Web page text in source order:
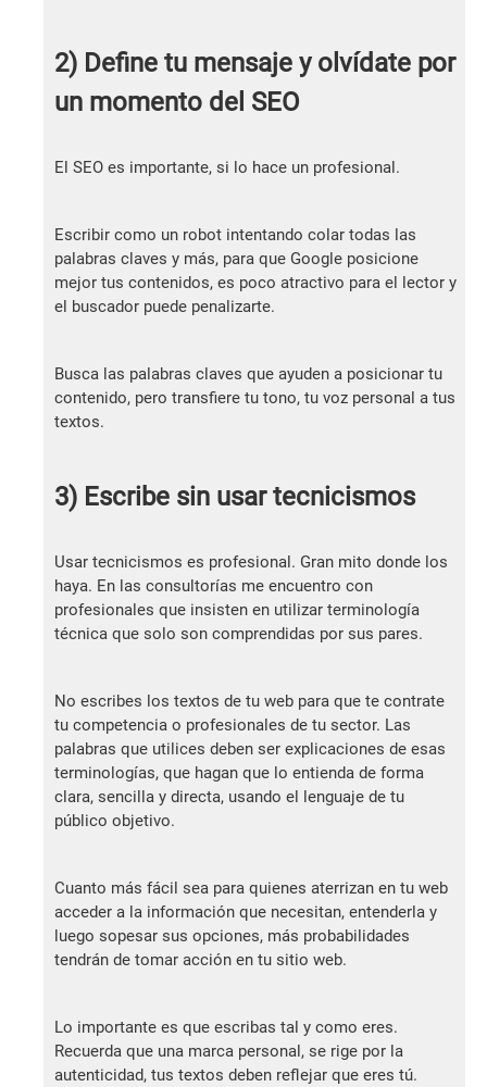
2) Define tu mensaje y olvídate por
un momento del SEO
El SEO es importante, si lo hace un profesional.
Escribir como un robot intentando colar todas las
palabras claves y más, para que Google posicione
mejor tus contenidos, es poco atractivo para el lector y
el buscador puede penalizarte.
Busca las palabras claves que ayuden a posicionar tu
contenido, pero transfiere tu tono, tu voz personal a tus
textos.
3) Escribe sin usar tecnicismos
Usar tecnicismos es profesional. Gran mito donde los
haya. En las consultorías me encuentro con
profesionales que insisten en utilizar terminología
técnica que solo son comprendidas por sus pares.
No escribes los textos de tu web para que te contrate
tu competencia o profesionales de tu sector. Las
palabras que utilices deben ser explicaciones de esas
terminologías, que hagan que lo entienda de forma
clara, sencilla y directa, usando el lenguaje de tu
público objetivo.
Cuanto más fácil sea para quienes aterrizan en tu web
acceder a la información que necesitan, entenderla y
luego sopesar sus opciones, más probabilidades
tendrán de tomar acción en tu sitio web.
Lo importante es que escribas tal y como eres.
Recuerda que una marca personal, se rige por la
autenticidad, tus textos deben reflejar que eres tú.